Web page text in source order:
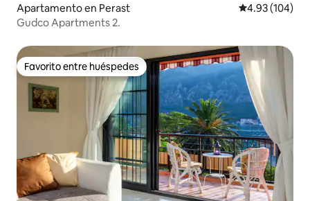
Apartamento en Perast Calificación
4.93 (104)
Gudco Apartments 2.
Favorito entre huéspedes
Favorito entre huéspedes